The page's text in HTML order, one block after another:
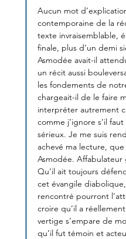
Aucun mot
contemporaine de la
texte invraisemblable,
finale, plus d’un demi
Asmodée avait-il
un récit aussi
les fondements de
chargeait-il de le faire
interpréter autrement
comme j’ignore s’il
sérieux. Je me suis
achevé ma lecture,
Asmodée.
Qu’il ait toujours
cet évangile
rencontré pourront
croire qu’il a
vertige s’empare de
qu’il fut témoin et